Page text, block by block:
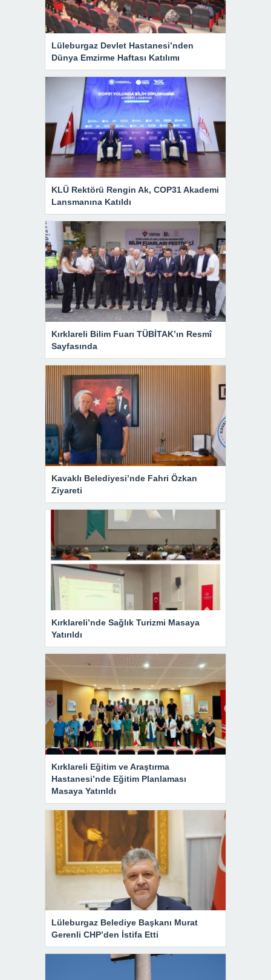
Lüleburgaz Devlet Hastanesi’nden
Dünya Emzirme Haftası Katılımı
KLÜ Rektörü Rengin Ak, COP31 Akademi
Lansmanına Katıldı
Kırklareli Bilim Fuarı TÜBİTAK’ın Resmî
Sayfasında
Kavaklı Belediyesi’nde Fahri Özkan
Ziyareti
Kırklareli’nde Sağlık Turizmi Masaya
Yatırıldı
Kırklareli Eğitim ve Araştırma
Hastanesi’nde Eğitim Planlaması
Masaya Yatırıldı
Lüleburgaz Belediye Başkanı Murat
Gerenli CHP’den İstifa Etti